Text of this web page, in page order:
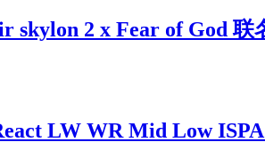
skylon 2 x Fear of God 联
LW WR Mid Low